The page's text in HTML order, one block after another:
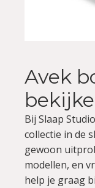
Avek
Bij Slaap
collectie in de
gewoon
modellen, en
help je graag